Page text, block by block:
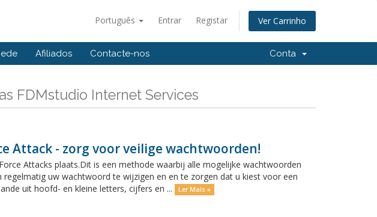
Português Entrar Registar Ver Carrinho
Afiliados Contacte-nos Conta
FDMstudio Internet Services
Attack - zorg voor veilige wachtwoorden!
Attacks plaats.Dit is een methode waarbij alle mogelijke wachtwoorden
uw wachtwoord te wijzigen en en te zorgen dat u kiest voor een
uit hoofd- en kleine letters, cijfers en ...
Ler Mais »